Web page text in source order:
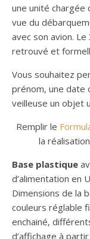
une unité chargée
vue du
avec son avion.
retrouvé et
Vous souhaitez
prénom, une date
veilleuse un objet
Remplir le
la
Base plastique
d’alimentation en
Dimensions de la
couleurs réglable
enchainé,
d’affichage à